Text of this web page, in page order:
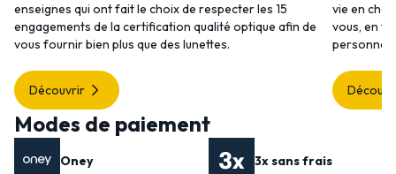
enseignes qui ont fait le choix de respecter les 15
engagements de la certification qualité optique afin de
vous fournir bien plus que des lunettes.
Découvrir
vie en
vous, en
Modes de paiement
Oney 3x sans frais